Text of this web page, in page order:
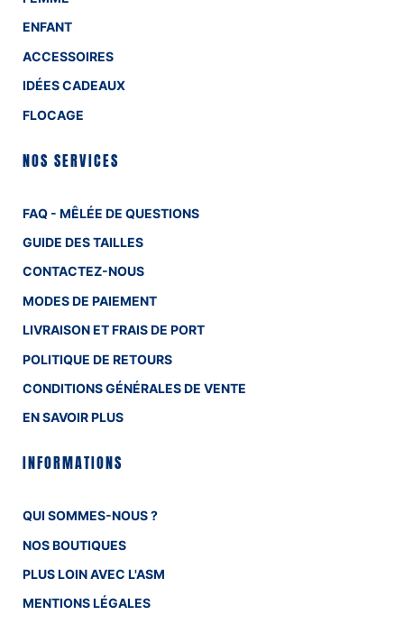
ENFANT
ACCESSOIRES
IDÉES CADEAUX
FLOCAGE
NOS SERVICES
FAQ - MÊLÉE DE QUESTIONS
GUIDE DES TAILLES
CONTACTEZ-NOUS
MODES DE PAIEMENT
LIVRAISON ET FRAIS DE PORT
POLITIQUE DE RETOURS
CONDITIONS GÉNÉRALES DE VENTE
EN SAVOIR PLUS
INFORMATIONS
QUI SOMMES-NOUS ?
NOS BOUTIQUES
PLUS LOIN AVEC L'ASM
MENTIONS LÉGALES